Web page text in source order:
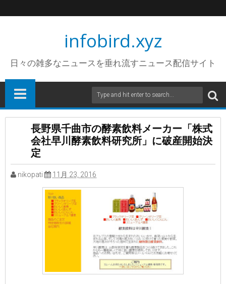
infobird.xyz
日々の雑多なニュースを垂れ流すニュース配信サイト
長野県千曲市の酵素飲料メーカー「株式
会社早川酵素飲料研究所」に破産開始決
定
nikopati 11月 23, 2016